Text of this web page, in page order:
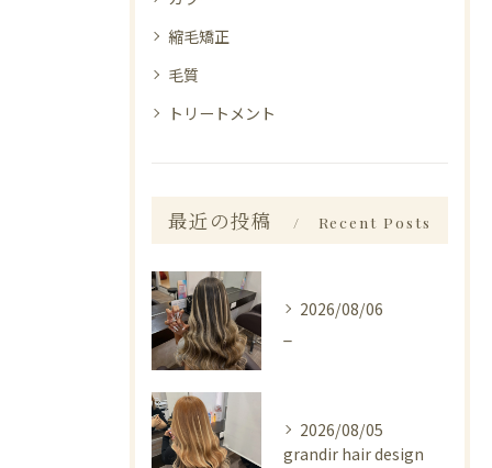
縮毛矯正
毛質
トリートメント
最近の投稿 Recent Posts
2026/08/06
2026/08/05
grandir hair design